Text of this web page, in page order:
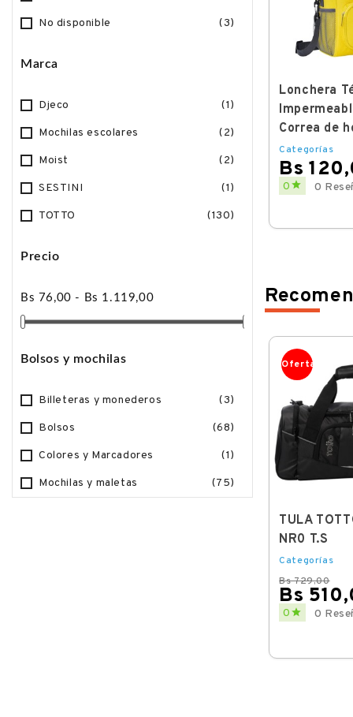
No disponible (3)
Marca
Djeco (1)
Mochilas escolares (2)
Moist (2)
SESTINI (1)
TOTTO (130)
Precio
Bs 76,00 - Bs 1.119,00
Bolsos y mochilas
Billeteras y monederos (3)
Bolsos (68)
Colores y Marcadores (1)
Mochilas y maletas (75)
Categorías
price
Lonchera
Correa de
Categorías
Bs
Price
0  0
Oferta Oferta
TULA
NR0 T.S
Categorías
Bs 729,00
Bs
Regular
price
Price
0  0